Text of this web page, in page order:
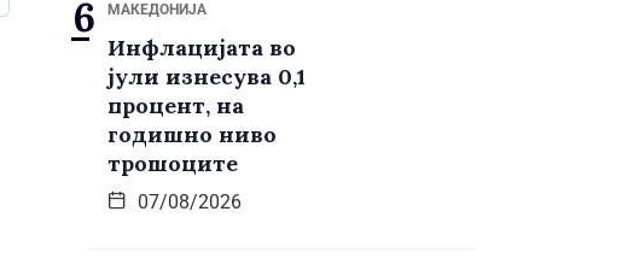
МАКЕДОНИЈА
Инфлацијата во
јули изнесува 0,1
процент, на
годишно ниво
трошоците
07/08/2026